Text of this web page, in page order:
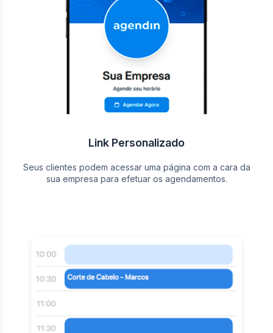
Link Personalizado
Seus clientes podem acessar uma página com a cara da
sua empresa para efetuar os agendamentos.